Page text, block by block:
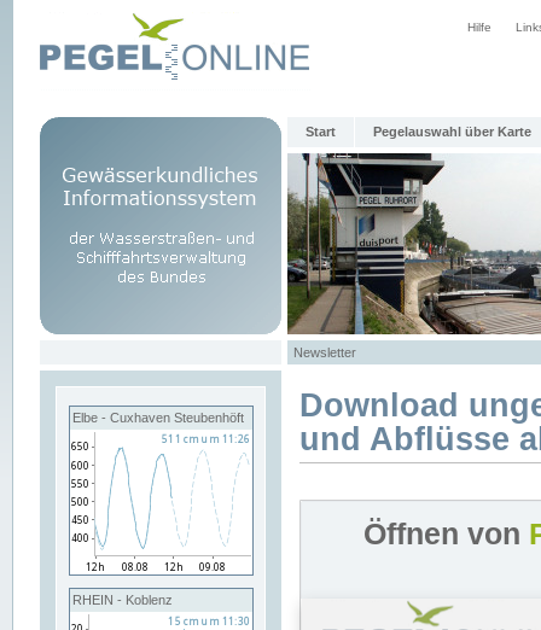
Hilfe
Start Pegelauswahl über Karte
Newsletter
Elbe - Cuxhaven Steubenhöft
RHEIN - Koblenz
Download
und Abflüsse
Öffnen von